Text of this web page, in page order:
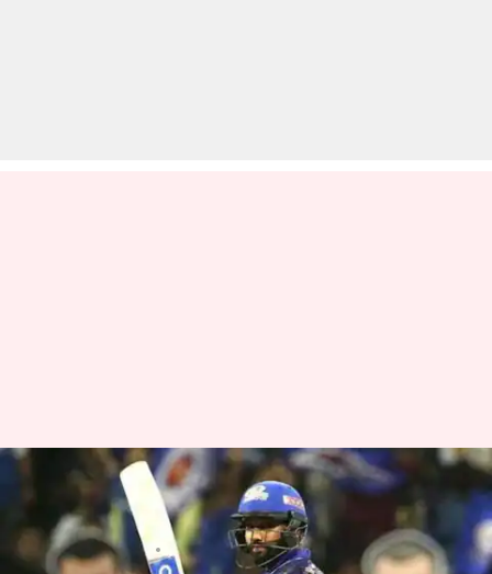
IPL में रोहित शर्मा द्वारा खेली गई
पांच बेस्ट पारियों पर एक नजर
लेखन Neeraj Pandey Aug 06, 2020 07:30 am